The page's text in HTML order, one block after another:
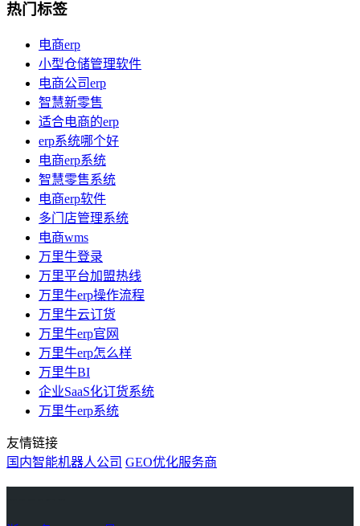
热门标签
电商erp
小型仓储管理软件
电商公司erp
智慧新零售
适合电商的erp
erp系统哪个好
电商erp系统
智慧零售系统
电商erp软件
多门店管理系统
电商wms
万里牛登录
万里平台加盟热线
万里牛erp操作流程
万里牛云订货
万里牛erp官网
万里牛erp怎么样
万里牛BI
企业SaaS化订货系统
万里牛erp系统
友情链接
国内智能机器人公司 GEO优化服务商